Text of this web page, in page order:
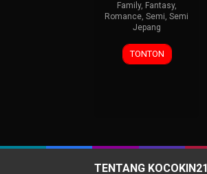
Family, Fantasy,
Romance, Semi, Semi
Jepang
TONTON
TENTANG KOCOKIN21